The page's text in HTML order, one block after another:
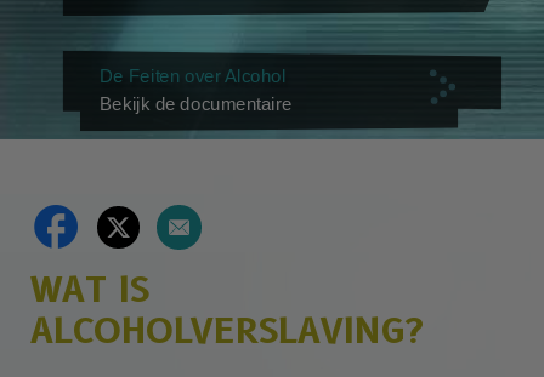
De Feiten over Alcohol
Bekijk de documentaire
WAT IS
ALCOHOLVERSLAVING?